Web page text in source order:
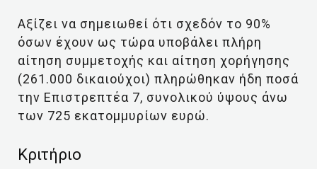
Αξίζει να σημειωθεί ότι σχεδόν το 90%
όσων έχουν ως τώρα υποβάλει πλήρη
αίτηση συμμετοχής και αίτηση χορήγησης
(261.000 δικαιούχοι) πληρώθηκαν ήδη ποσά
την Επιστρεπτέα 7, συνολικού ύψους άνω
των 725 εκατομμυρίων ευρώ.
Κριτήριο